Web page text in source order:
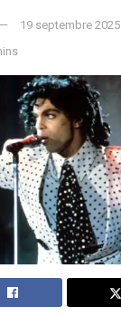
19 septembre 2025